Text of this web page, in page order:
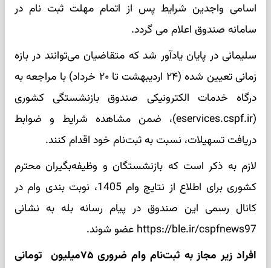
اسامی واجدین شرایط پس از اتمام مهلت ثبت نام در
سامانه صندوق اعلام می گردد.
سلیمانی در پایان یادآور شد که متقاضیان می‌توانند در بازه
زمانی تعیین شده (۲۴ اردیبهشت تا ۲۰ خرداد) با مراجعه به
درگاه خدمات الکترونیکی صندوق بازنشستگی کشوری
(eservices.cspf.ir)، ضمن مشاهده شرایط و ضوابط
دریافت تسهیلات، نسبت به ثبت‌نام خود اقدام کنند.
لازم به ذکر است که بازنشستگان و وظیفه‌بگیران محترم
کشوری برای اطلاع از نتایج وام 1405، نوبت بندی وام در
کانال رسمی این صندوق در پیام رسانه بله به نشانی
https://ble.ir/cspfnews97 عضو شوند.
افراد زیر مجاز به ثبت‌نام وام ضروری ۷۵میلیون تومانی